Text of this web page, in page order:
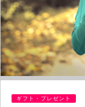
ギフト・プレゼント